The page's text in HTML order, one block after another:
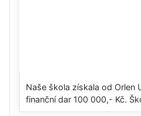
Naše škola získala od Orlen
finanční dar 100 000,- Kč.